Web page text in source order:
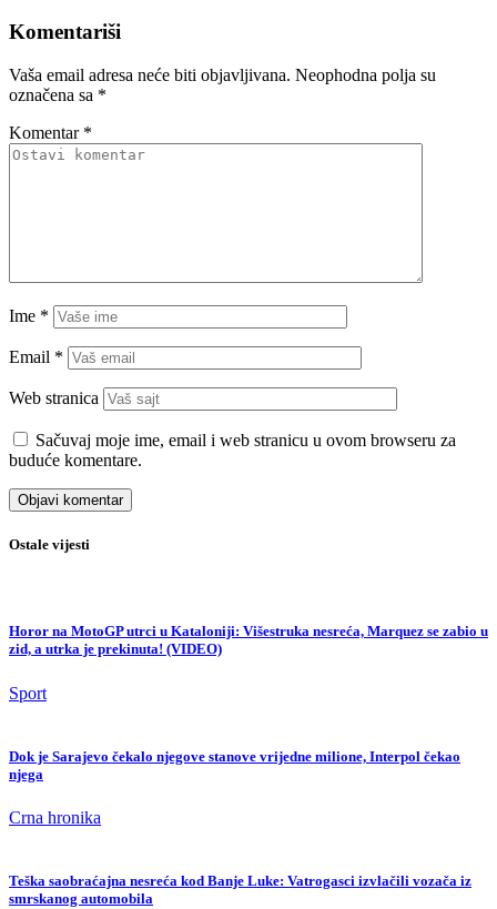
Komentariši
Vaša email adresa neće biti objavljivana. Neophodna polja su
označena sa *
Komentar *
Ime *
Email *
Web stranica
Sačuvaj moje ime, email i web stranicu u ovom browseru za
buduće komentare.
Ostale vijesti
Horor na MotoGP utrci u Kataloniji: Višestruka nesreća, Marquez se zabio u
zid, a utrka je prekinuta! (VIDEO)
Sport
Dok je Sarajevo čekalo njegove stanove vrijedne milione, Interpol čekao
njega
Crna hronika
Teška saobraćajna nesreća kod Banje Luke: Vatrogasci izvlačili vozača iz
smrskanog automobila